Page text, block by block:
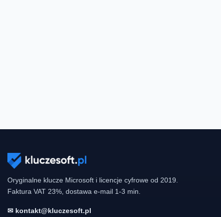
Oryginalne klucze Microsoft i licencje cyfrowe od 2019.
Faktura VAT 23%, dostawa e-mail 1-3 min.
✉ kontakt@kluczesoft.pl